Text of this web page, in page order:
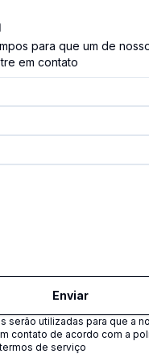
para que um de
em contato
Enviar
serão utilizadas para que a
contato de acordo com a
de serviço